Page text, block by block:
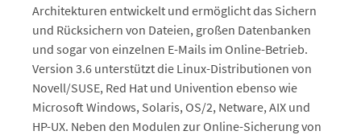
Architekturen entwickelt und ermöglicht das Sichern
und Rücksichern von Dateien, großen Datenbanken
und sogar von einzelnen E-Mails im Online-Betrieb.
Version 3.6 unterstützt die Linux-Distributionen von
Novell/SUSE, Red Hat und Univention ebenso wie
Microsoft Windows, Solaris, OS/2, Netware, AIX und
HP-UX. Neben den Modulen zur Online-Sicherung von